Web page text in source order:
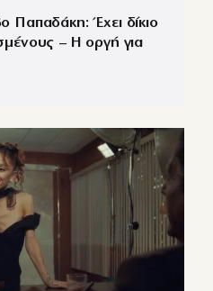
Παπαδάκη: Έχει δίκιο
– Η οργή για